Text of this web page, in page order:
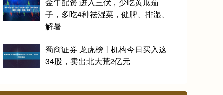
金牛配资 进入三伏，少吃黄瓜茄
子，多吃4种祛湿菜，健脾、排湿、
解暑
蜀商证券 龙虎榜丨机构今日买入这
34股，卖出北大荒2亿元